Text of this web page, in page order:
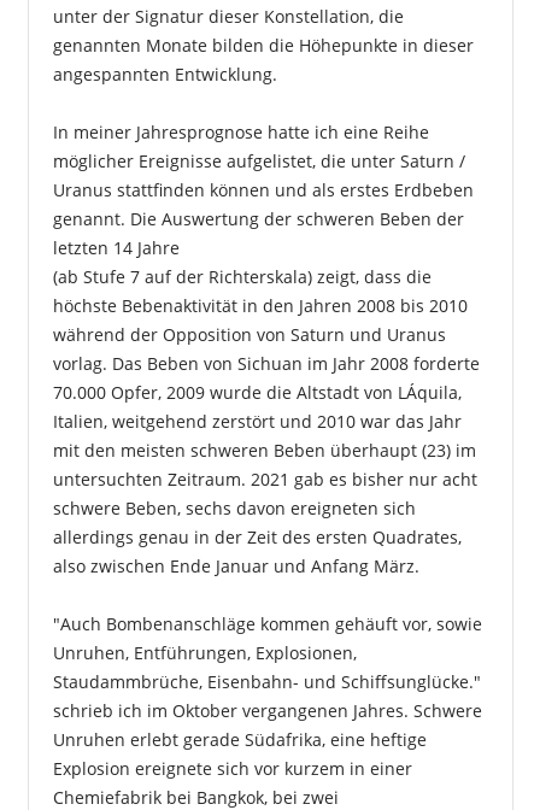
unter der Signatur dieser Konstellation, die
genannten Monate bilden die Höhepunkte in dieser
angespannten Entwicklung.
In meiner Jahresprognose hatte ich eine Reihe
möglicher Ereignisse aufgelistet, die unter Saturn /
Uranus stattfinden können und als erstes Erdbeben
genannt. Die Auswertung der schweren Beben der
letzten 14 Jahre
(ab Stufe 7 auf der Richterskala) zeigt, dass die
höchste Bebenaktivität in den Jahren 2008 bis 2010
während der Opposition von Saturn und Uranus
vorlag. Das Beben von Sichuan im Jahr 2008 forderte
70.000 Opfer, 2009 wurde die Altstadt von LÁquila,
Italien, weitgehend zerstört und 2010 war das Jahr
mit den meisten schweren Beben überhaupt (23) im
untersuchten Zeitraum. 2021 gab es bisher nur acht
schwere Beben, sechs davon ereigneten sich
allerdings genau in der Zeit des ersten Quadrates,
also zwischen Ende Januar und Anfang März.
"Auch Bombenanschläge kommen gehäuft vor, sowie
Unruhen, Entführungen, Explosionen,
Staudammbrüche, Eisenbahn- und Schiffsunglücke."
schrieb ich im Oktober vergangenen Jahres. Schwere
Unruhen erlebt gerade Südafrika, eine heftige
Explosion ereignete sich vor kurzem in einer
Chemiefabrik bei Bangkok, bei zwei